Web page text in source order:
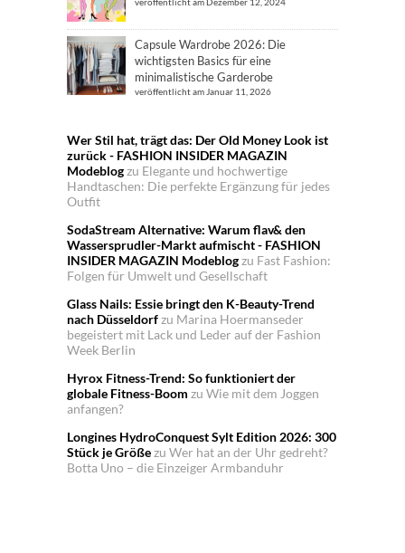
Capsule Wardrobe 2026: Die
wichtigsten Basics für eine
minimalistische Garderobe
veröffentlicht am Januar 11, 2026
Wer Stil hat, trägt das: Der Old Money Look ist
zurück - FASHION INSIDER MAGAZIN
Modeblogzu Elegante und hochwertige
Handtaschen: Die perfekte Ergänzung für jedes
Outfit
SodaStream Alternative: Warum flav& den
Wassersprudler-Markt aufmischt - FASHION
INSIDER MAGAZIN Modeblogzu Fast Fashion:
Folgen für Umwelt und Gesellschaft
Glass Nails: Essie bringt den K-Beauty-Trend
nach Düsseldorfzu Marina Hoermanseder
begeistert mit Lack und Leder auf der Fashion
Week Berlin
Hyrox Fitness-Trend: So funktioniert der
globale Fitness-Boom zu Wie mit dem Joggen
anfangen?
Longines HydroConquest Sylt Edition 2026: 300
Stück je Größezu Wer hat an der Uhr gedreht?
Botta Uno – die Einzeiger Armbanduhr